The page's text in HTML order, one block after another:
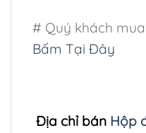
# Quý khách
Bấm Tại Đây
Địa chỉ bán Hộp